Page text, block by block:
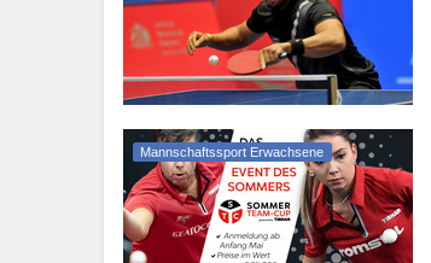
Mannschaftssport Erwachsene